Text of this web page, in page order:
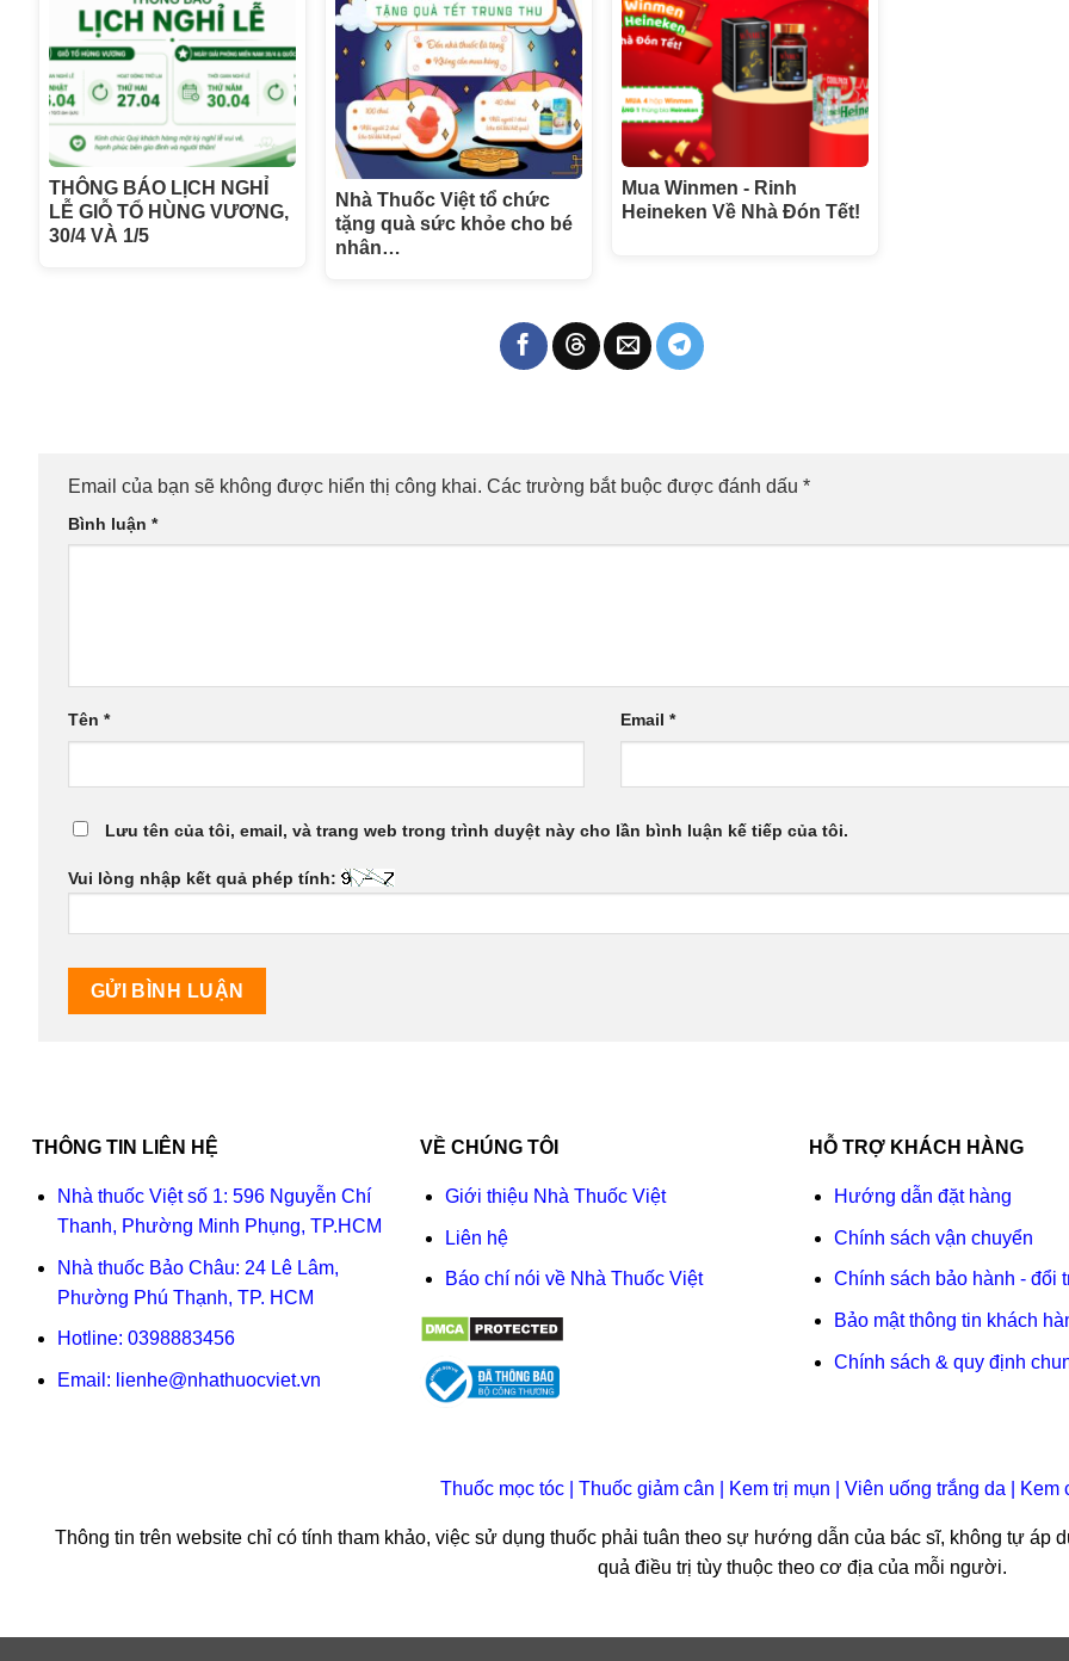
THÔNG BÁO LỊCH NGHỈ
LỄ GIỖ TỔ HÙNG VƯƠNG,
30/4 VÀ 1/5
Nhà Thuốc Việt tổ chức
tặng quà sức khỏe cho bé
nhân…
Mua Winmen - Rinh
Heineken Về Nhà Đón Tết!
Email của bạn sẽ không được hiển thị công khai. Các trường bắt buộc được đánh dấu *
Bình luận *
Tên * Email *
Lưu tên của tôi, email, và trang web trong trình duyệt này cho lần bình luận kế tiếp của tôi.
Vui lòng nhập kết quả phép tính:
THÔNG TIN LIÊN HỆ
Nhà thuốc Việt số 1: 596 Nguyễn Chí
Thanh, Phường Minh Phụng, TP.HCM
Nhà thuốc Bảo Châu: 24 Lê Lâm,
Phường Phú Thạnh, TP. HCM
Hotline: 0398883456
Email: lienhe@nhathuocviet.vn
VỀ CHÚNG TÔI
Giới thiệu Nhà Thuốc Việt
Liên hệ
Báo chí nói về Nhà Thuốc Việt
HỖ TRỢ KHÁCH HÀNG
Hướng dẫn đặt hàng
Chính sách vận chuyển
Chính sách bảo hành - đổi
Bảo mật thông tin khách
Chính sách & quy định
Thuốc mọc tóc| Thuốc giảm cân Kem trị mụn Viên uống trắng da Kem
Thông tin trên website chỉ có tính tham khảo, việc sử dụng thuốc phải tuân theo sự hướng dẫn của bác sĩ, không tự áp
quả điều trị tùy thuộc theo cơ địa của mỗi người.